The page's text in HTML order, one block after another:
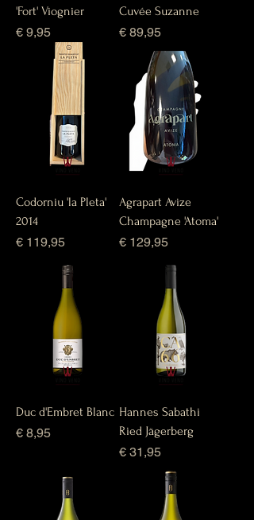
'Fort' Viognier
Prijs
€ 9,95
Cuvée Suzanne
Prijs
€ 89,95
Codorniu 'la Pleta'
2014
Prijs
€ 119,95
Agrapart Avize
Champagne 'Atoma'
Prijs
€ 129,95
Duc d'Embret Blanc
Prijs
€ 8,95
Hannes Sabathi
Ried Jägerberg
Prijs
€ 31,95